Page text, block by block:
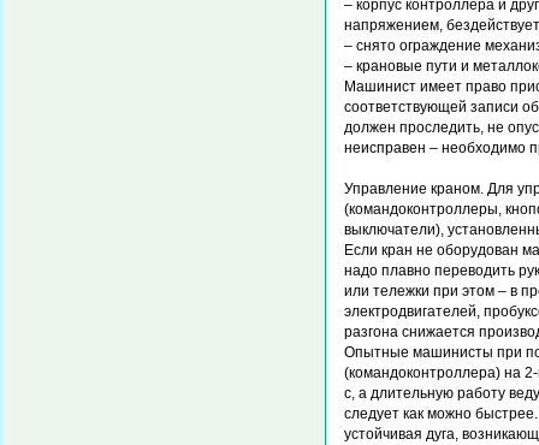
– корпус контроллера и
напряжением,
– снято ограждение
– крановые пути и
Машинист имеет право
соответствующей записи
должен проследить, не
неисправен – необходимо
Управление краном. Для
(командоконтроллеры,
выключатели),
Если кран не оборудован
надо плавно переводить
или тележки при этом – в
электродвигателей,
разгона снижается
Опытные машинисты при
(командоконтроллера) на
с, а длительную работу
следует как можно
устойчивая дуга,